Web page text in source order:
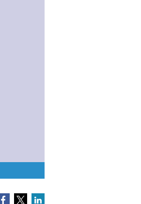
Facebook
TwitterLinkedIn